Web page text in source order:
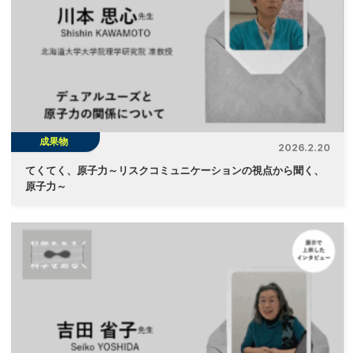
成果物
2026.2.20
てくてく、原子力～リスクコミュニケーションの視点から聞く、
原子力～